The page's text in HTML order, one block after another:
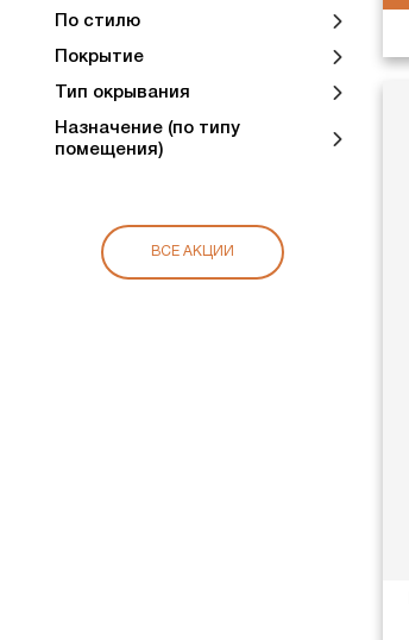
По стилю
Покрытие
Тип окрывания
Назначение (по типу
помещения)
ВСЕ АКЦИИ